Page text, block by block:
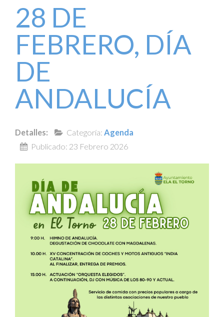
28 DE
FEBRERO, DÍA
DE
ANDALUCÍA
Detalles: Categoría: Agenda
Publicado: 23 Febrero 2026